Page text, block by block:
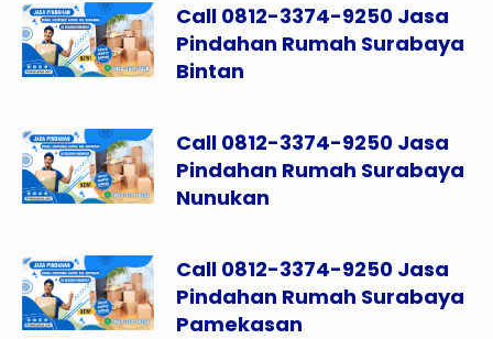
Call 0812-3374-9250 Jasa
Pindahan Rumah Surabaya
Bintan
Call 0812-3374-9250 Jasa
Pindahan Rumah Surabaya
Nunukan
Call 0812-3374-9250 Jasa
Pindahan Rumah Surabaya
Pamekasan